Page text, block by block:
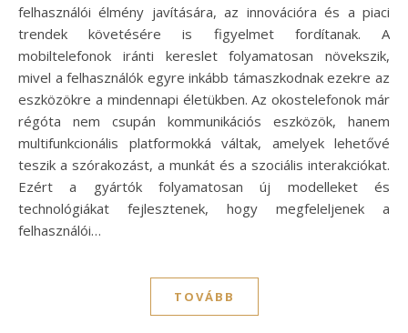
felhasználói élmény javítására, az innovációra és a piaci
trendek követésére is figyelmet fordítanak. A
mobiltelefonok iránti kereslet folyamatosan növekszik,
mivel a felhasználók egyre inkább támaszkodnak ezekre az
eszközökre a mindennapi életükben. Az okostelefonok már
régóta nem csupán kommunikációs eszközök, hanem
multifunkcionális platformokká váltak, amelyek lehetővé
teszik a szórakozást, a munkát és a szociális interakciókat.
Ezért a gyártók folyamatosan új modelleket és
technológiákat fejlesztenek, hogy megfeleljenek a
felhasználói…
TOVÁBB